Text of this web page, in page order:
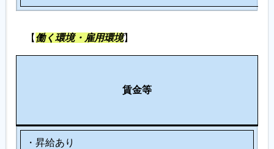
【 働く環境・雇用環境】
賃金等
・昇給あり